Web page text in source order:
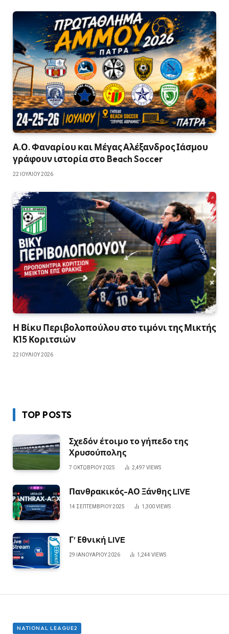
Α.Ο. Φαναρίου και Μέγας Αλέξανδρος Ιάσμου
γράφουν ιστορία στο Beach Soccer
22 ΙΟΥΛΊΟΥ 2026
Η Βίκυ Περιβολοπούλου στο τιμόνι της Μικτής
Κ15 Κοριτσιών
22 ΙΟΥΛΊΟΥ 2026
TOP POSTS
Σχεδόν έτοιμο το γήπεδο της
Χρυσούπολης
7 ΟΚΤΩΒΡΊΟΥ 2025 2,497 VIEWS
Πανθρακικός-ΑΟ Ξάνθης LIVE
14 ΣΕΠΤΕΜΒΡΊΟΥ 2025 1,300VIEWS
Γ’ Εθνική LIVE
29 ΙΑΝΟΥΑΡΊΟΥ 2026 1,244 VIEWS
NATIONAL LEAGUE2